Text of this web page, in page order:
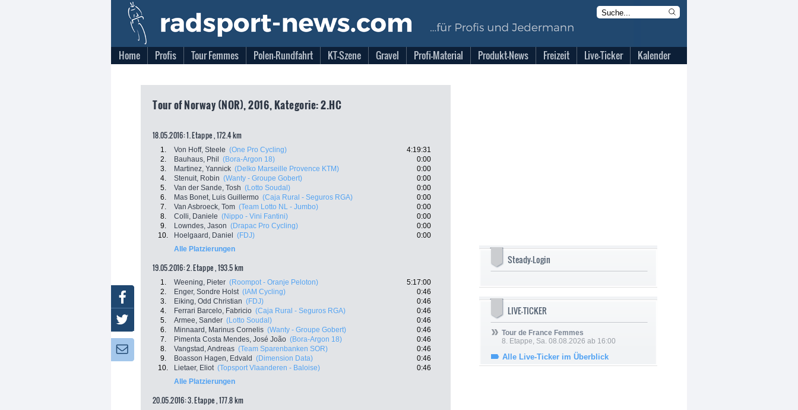
Home Profis Tour Femmes Polen-Rundfahrt KT-Szene Gravel Profi-Material Produkt-News Freizeit Live-Ticker Kalender
Tour of Norway (NOR), 2016, Kategorie: 2.HC
18.05.2016: 1. Etappe , 172.4 km
1. Von Hoff, Steele (One Pro Cycling)
4:19:31
2.
Bauhaus, Phil (Bora-Argon 18)
0:00
3.
Martinez, Yannick (Delko Marseille Provence KTM)
0:00
4.
Stenuit, Robin (Wanty - Groupe Gobert)
0:00
5.
Van der Sande, Tosh (Lotto Soudal)
0:00
6.
Mas Bonet, Luis Guillermo (Caja Rural - Seguros RGA)
0:00
7.
Van Asbroeck, Tom (Team Lotto NL - Jumbo)
0:00
8.
Colli, Daniele (Nippo - Vini Fantini)
0:00
9.
Lowndes, Jason (Drapac Pro Cycling)
0:00
10.
Hoelgaard, Daniel (FDJ)
0:00
Alle Platzierungen
19.05.2016: 2. Etappe , 193.5 km
1. Weening, Pieter (Roompot - Oranje Peloton)
5:17:00
2.
Enger, Sondre Holst (IAM Cycling)
0:46
3.
Eiking, Odd Christian (FDJ)
0:46
4.
Ferrari Barcelo, Fabricio (Caja Rural - Seguros RGA)
0:46
5.
Armee, Sander (Lotto Soudal)
0:46
6.
Minnaard, Marinus Cornelis (Wanty - Groupe Gobert)
0:46
7.
Pimenta Costa Mendes, José João (Bora-Argon 18)
0:46
8.
Vangstad, Andreas (Team Sparenbanken SOR)
0:46
9.
Boasson Hagen, Edvald (Dimension Data)
0:46
10.
Lietaer, Eliot (Topsport Vlaanderen - Baloise)
0:46
Alle Platzierungen
20.05.2016: 3. Etappe , 177.8 km
Steady-Login
LIVE-TICKER
Tour de France Femmes
8. Etappe, Sa. 08.08.2026 ab 16:00
Alle Live-Ticker im Überblick
Facebook
Twitter
Newsletter: